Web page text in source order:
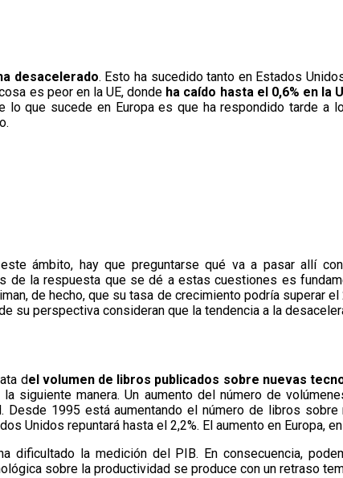
desacelerado. Esto ha sucedido tanto en Estados
es peor en la UE, donde ha caído hasta el 0,6% en la
lo que sucede en Europa es que ha respondido tarde a
ámbito, hay que preguntarse qué va a pasar allí
de la respuesta que se dé a estas cuestiones es
de hecho, que su tasa de crecimiento podría superar el
perspectiva consideran que la tendencia a la
del volumen de libros publicados sobre nuevas
siguiente manera. Un aumento del número de
1995 está aumentando el número de libros
Unidos repuntará hasta el 2,2%. El aumento en Europa,
dificultado la medición del PIB. En consecuencia,
sobre la productividad se produce con un retraso